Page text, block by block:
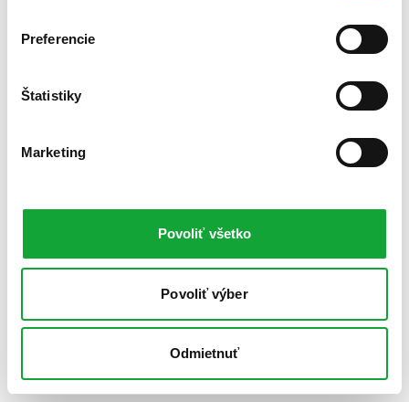
Preferencie
Štatistiky
Marketing
Povoliť všetko
Povoliť výber
Odmietnuť